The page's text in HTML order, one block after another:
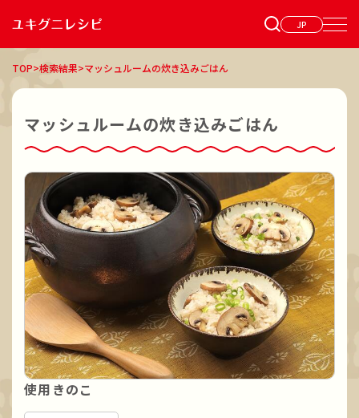
JP
TOP>検索結果>マッシュルームの炊き込みごはん
マッシュルームの炊き込みごはん
使用きのこ